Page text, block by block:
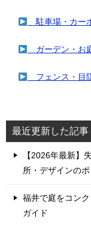
駐車場・カー
ガーデン・お
フェンス・目
最近更新した記事
【2026年最新】
所・デザインの
福井で庭をコン
ガイド